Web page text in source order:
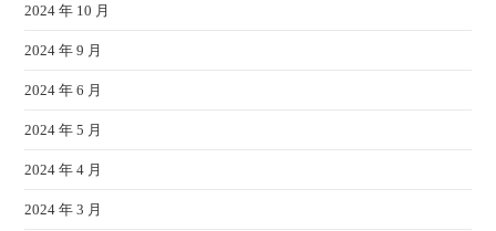
2024 年 10 月
2024 年 9 月
2024 年 6 月
2024 年 5 月
2024 年 4 月
2024 年 3 月